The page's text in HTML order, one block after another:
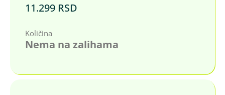
11.299 RSD
Količina
Nema na zalihama